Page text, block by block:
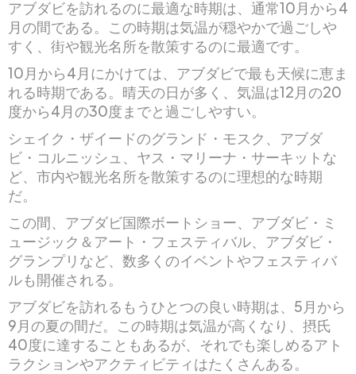
アブダビを訪れるのに最適な時期は、通常10月から4
月の間である。この時期は気温が穏やかで過ごしや
すく、街や観光名所を散策するのに最適です。
10月から4月にかけては、アブダビで最も天候に恵ま
れる時期である。晴天の日が多く、気温は12月の20
度から4月の30度までと過ごしやすい。
シェイク・ザイードのグランド・モスク、アブダ
ビ・コルニッシュ、ヤス・マリーナ・サーキットな
ど、市内や観光名所を散策するのに理想的な時期
だ。
この間、アブダビ国際ボートショー、アブダビ・ミ
ュージック＆アート・フェスティバル、アブダビ・
グランプリなど、数多くのイベントやフェスティバ
ルも開催される。
アブダビを訪れるもうひとつの良い時期は、5月から
9月の夏の間だ。この時期は気温が高くなり、摂氏
40度に達することもあるが、それでも楽しめるアト
ラクションやアクティビティはたくさんある。